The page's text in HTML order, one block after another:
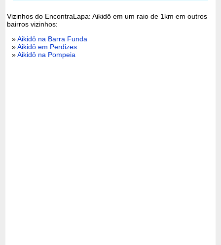
Vizinhos do EncontraLapa: Aikidô em um raio de 1km em outros
bairros vizinhos:
»Aikidô na Barra Funda
»Aikidô em Perdizes
»Aikidô na Pompeia